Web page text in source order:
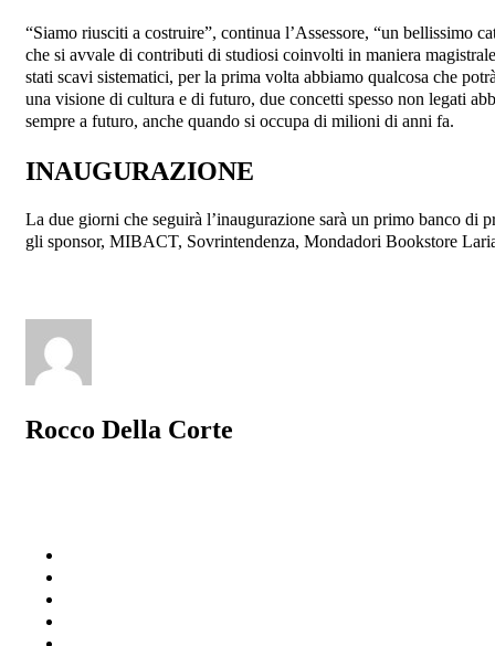
“Siamo riusciti a costruire”, continua l’Assessore, “un bellissimo
che si avvale di contributi di studiosi coinvolti in maniera
stati scavi sistematici, per la prima volta abbiamo qualcosa che
una visione di cultura e di futuro, due concetti spesso non legati
sempre a futuro, anche quando si occupa di milioni di anni fa.
INAUGURAZIONE
La due giorni che seguirà l’inaugurazione sarà un primo banco
gli sponsor, MIBACT, Sovrintendenza, Mondadori Bookstore
Rocco Della Corte